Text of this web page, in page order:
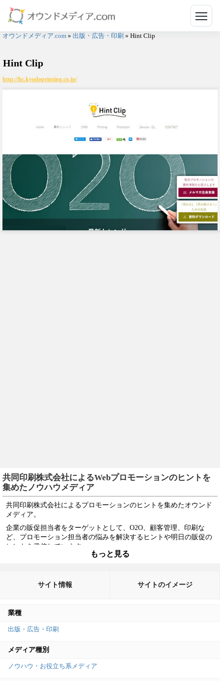
メニ
オウンドメディア.com » 出版・広告・印刷 » Hint Clip
Hint Clip
http://hc.kyodoprinting.co.jp/
共同印刷株式会社によるWebプロモーションのヒントを
集めたノウハウメディア
共同印刷株式会社によるプロモーションのヒントを集めたオウンド
メディア。
企業の販促担当者をターゲットとして、O2O、顧客管理、印刷な
ど、プロモーション担当者の悩みを解決するヒントや明日の販促の
ヒントを発信しています。
印刷会社のメディアですが、Webプロモーションを中心とした内容
コンバージョンの目的はメールマガジンへの登録や資料のダウンロ
長期的に信頼関係をつくるために顧客のニーズを育成するコンテン
ピールになっているBtoB企業のお手本となるメディアサイトといえ
導メインにしていない点も好感がもてますね。
もっと見る
サイト情報 サイトのイメージ
業種
出版・広告・印刷
メディア種別
ノウハウ・お役立ち系メディア